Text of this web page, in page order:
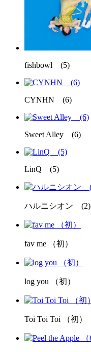
fishbowl (5)
CYNHN (6)
Sweet Alley (6)
LinQ (5)
ハルニシオン (2)
fav me （初）
log you （初）
Toi Toi Toi （初）